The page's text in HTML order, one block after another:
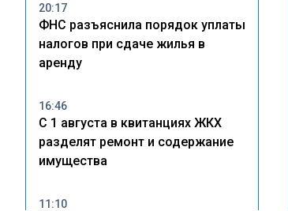
20:17
ФНС разъяснила порядок уплаты
налогов при сдаче жилья в
аренду
16:46
С 1 августа в квитанциях ЖКХ
разделят ремонт и содержание
имущества
11:10